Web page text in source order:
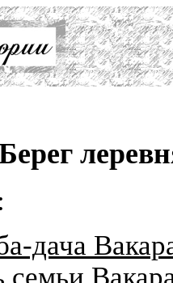
дача